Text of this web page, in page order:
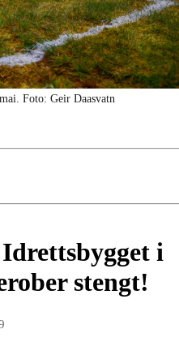
Foto: Geir Daasvatn
i
stengt!